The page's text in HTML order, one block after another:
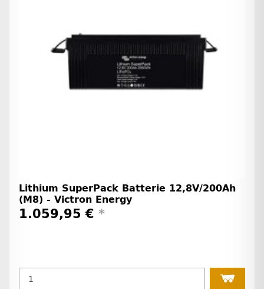
Lithium SuperPack Batterie 12,8V/200Ah
(M8) - Victron Energy
1.059,95 € *